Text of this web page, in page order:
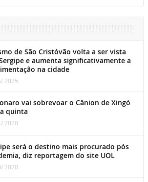
de São Cristóvão volta a ser vista
e aumenta significativamente a
na cidade
2025
vai sobrevoar o Cânion de Xingó
quinta
2020
será o destino mais procurado pós
diz reportagem do site UOL
2020